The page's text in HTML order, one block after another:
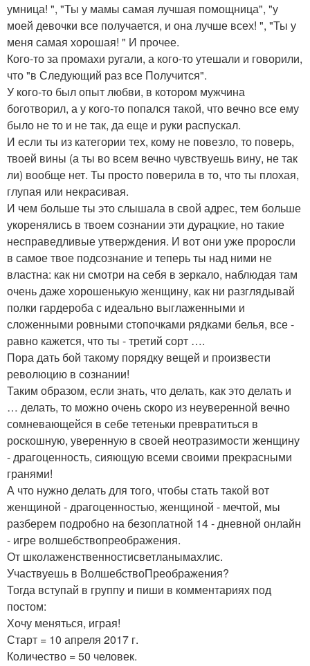
умница! ", "Ты у мамы самая лучшая помощница", "у
моей девочки все получается, и она лучше всех! ", "Ты у
меня самая хорошая! " И прочее.
Кого-то за промахи ругали, а кого-то утешали и говорили,
что "в Следующий раз все Получится".
У кого-то был опыт любви, в котором мужчина
боготворил, а у кого-то попался такой, что вечно все ему
было не то и не так, да еще и руки распускал.
И если ты из категории тех, кому не повезло, то поверь,
твоей вины (а ты во всем вечно чувствуешь вину, не так
ли) вообще нет. Ты просто поверила в то, что ты плохая,
глупая или некрасивая.
И чем больше ты это слышала в свой адрес, тем больше
укоренялись в твоем сознании эти дурацкие, но такие
несправедливые утверждения. И вот они уже проросли
в самое твое подсознание и теперь ты над ними не
властна: как ни смотри на себя в зеркало, наблюдая там
очень даже хорошенькую женщину, как ни разглядывай
полки гардероба с идеально выглаженными и
сложенными ровными стопочками рядками белья, все -
равно кажется, что ты - третий сорт ….
Пора дать бой такому порядку вещей и произвести
революцию в сознании!
Таким образом, если знать, что делать, как это делать и
… делать, то можно очень скоро из неуверенной вечно
сомневающейся в себе тетеньки превратиться в
роскошную, уверенную в своей неотразимости женщину
- драгоценность, сияющую всеми своими прекрасными
гранями!
А что нужно делать для того, чтобы стать такой вот
женщиной - драгоценностью, женщиной - мечтой, мы
разберем подробно на безоплатной 14 - дневной онлайн
- игре волшебствопреображения.
От школаженственностисветланымахлис.
Участвуешь в ВолшебствоПреображения?
Тогда вступай в группу и пиши в комментариях под
постом:
Хочу меняться, играя!
Старт = 10 апреля 2017 г.
Количество = 50 человек.